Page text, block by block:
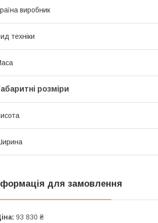
виробник
техніки
розміри
для замовлення
93 830 ₴